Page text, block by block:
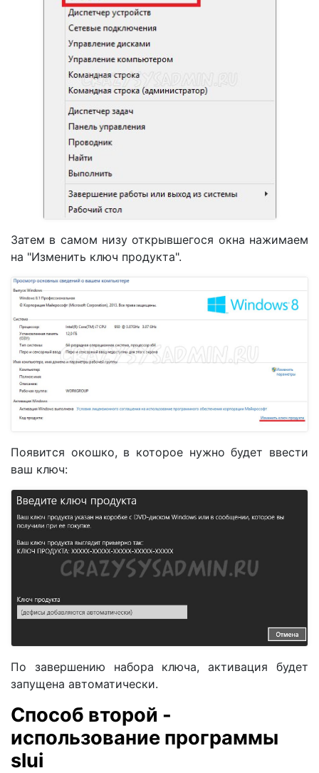
Затем в самом низу открывшегося окна нажимаем
на "Изменить ключ продукта".
Появится окошко, в которое нужно будет ввести
ваш ключ:
По завершению набора ключа, активация будет
запущена автоматически.
Способ второй -
использование программы
slui